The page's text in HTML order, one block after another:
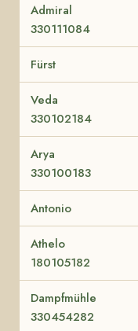
Admiral
330111084
Fürst
Veda
330102184
Arya
330100183
Antonio
Athelo
180105182
Dampfmühle
330454282